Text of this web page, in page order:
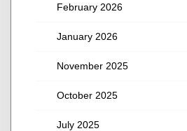
February 2026
January 2026
November 2025
October 2025
July 2025